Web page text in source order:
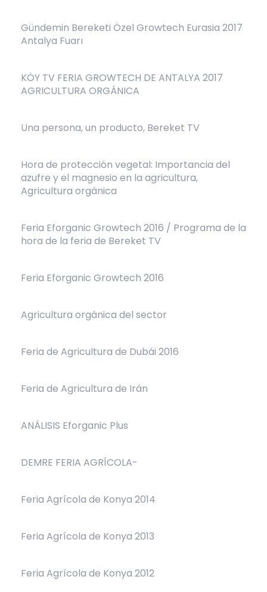
Gündemin Bereketi Özel Growtech Eurasia 2017
Antalya Fuarı
KÖY TV FERIA GROWTECH DE ANTALYA 2017
AGRICULTURA ORGÁNICA
Una persona, un producto, Bereket TV
Hora de protección vegetal: Importancia del
azufre y el magnesio en la agricultura,
Agricultura orgánica
Feria Eforganic Growtech 2016 / Programa de la
hora de la feria de Bereket TV
Feria Eforganic Growtech 2016
Agricultura orgánica del sector
Feria de Agricultura de Dubái 2016
Feria de Agricultura de Irán
ANÁLISIS Eforganic Plus
DEMRE FERIA AGRÍCOLA-
Feria Agrícola de Konya 2014
Feria Agrícola de Konya 2013
Feria Agrícola de Konya 2012